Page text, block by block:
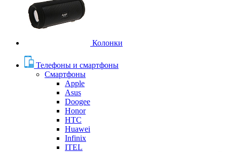
Колонки
Телефоны и смартфоны
Смартфоны
Apple
Asus
Doogee
Honor
HTC
Huawei
Infinix
ITEL